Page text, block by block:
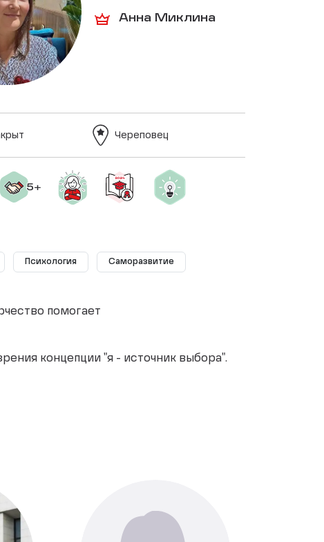
Анна Миклина
Череповец
Психология Саморазвитие
помогает
концепции "я - источник выбора".